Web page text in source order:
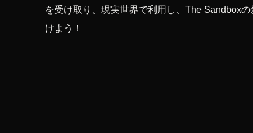
を受け取り、現実世界で利用し、The Sandbox
けよう！